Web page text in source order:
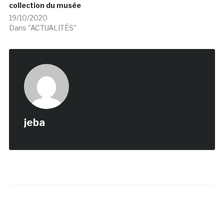
collection du musée
19/10/2020
Dans "ACTUALITÉS"
jeba